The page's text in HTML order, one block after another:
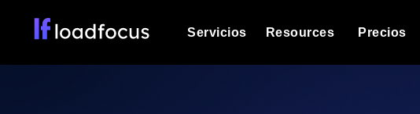
Servicios Resources Precios